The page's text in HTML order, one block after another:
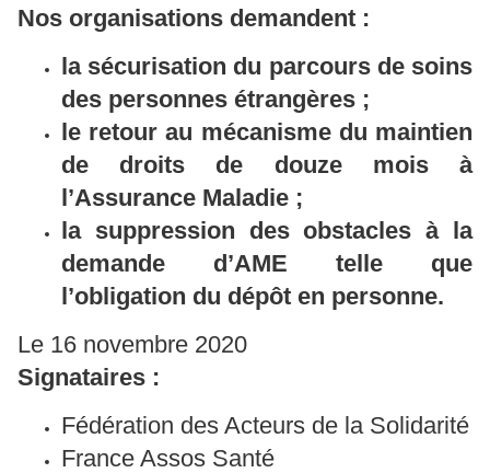
Nos organisations demandent :
la sécurisation du parcours de soins
des personnes étrangères ;
le retour au mécanisme du maintien
de droits de douze mois à
l’Assurance Maladie ;
la suppression des obstacles à la
demande d’AME telle que
l’obligation du dépôt en personne.
Le 16 novembre 2020
Signataires :
Fédération des Acteurs de la Solidarité
France Assos Santé